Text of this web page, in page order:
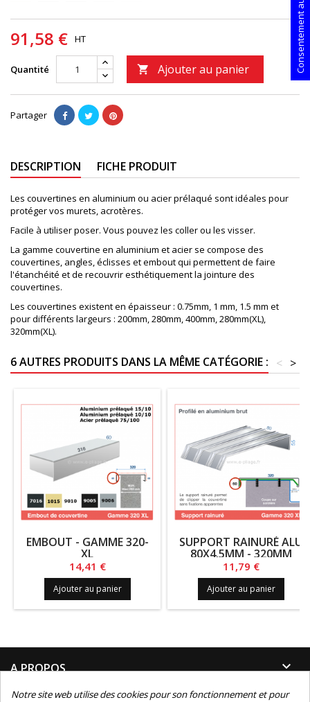
91,58 € HT
Quantité  Ajouter au panier
Partager
DESCRIPTION FICHE PRODUIT
Les couvertines en aluminium ou acier prélaqué sont idéales pour
protéger vos murets, acrotères.
Facile à utiliser poser. Vous pouvez les coller ou les visser.
La gamme couvertine en aluminium et acier se compose des
couvertines, angles, éclisses et embout qui permettent de faire
l'étanchéité et de recouvrir esthétiquement la jointure des
couvertines.
Les couvertines existent en épaisseur : 0.75mm, 1 mm, 1.5 mm et
pour différents largeurs : 200mm, 280mm, 400mm, 280mm(XL),
320mm(XL).
6 AUTRES PRODUITS DANS LA MÊME CATÉGORIE : >
<
EMBOUT - GAMME 320-
XL
Prix
14,41 €
Ajouter au panier
SUPPORT RAINURÉ ALU
80X4.5MM - 320MM
Prix
11,79 €
Ajouter au panier
A PROPOS 
Notre site web utilise des cookies pour son fonctionnement et pour